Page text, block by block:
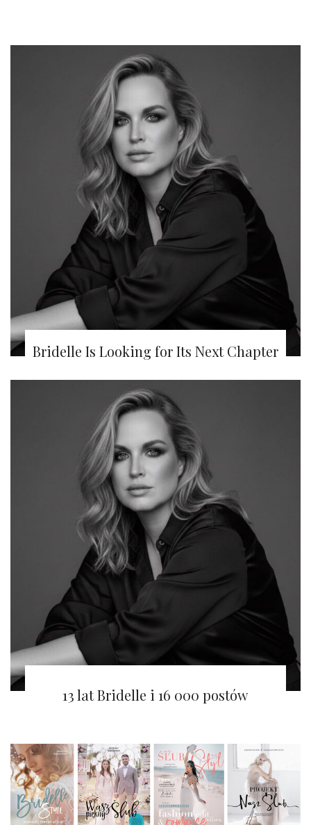
Bridelle Is Looking for Its Next Chapter
Bridelle 正在寻找新的发展篇章
13 lat Bridelle i 16 000 postów